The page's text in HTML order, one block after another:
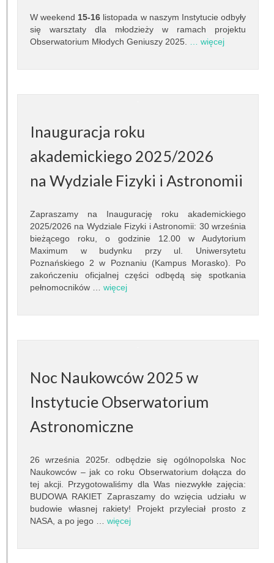
Publikacje
STUDIA
Programy studiów
Opisy przedmiotów
Plany zajęć
Prace dyplomowe
Praktyki studenckie
Koło naukowe
Ogłoszenia i dokumenty
POPULARYZACJA
W weekend 15-16 listopada w naszym Instytucie odbyły
się warsztaty dla młodzieży w ramach projektu
Obserwatorium Młodych Geniuszy 2025.
… więcej
Inauguracja roku
akademickiego 2025/2026
na Wydziale Fizyki i Astronomii
Zapraszamy na Inaugurację roku akademickiego
2025/2026 na Wydziale Fizyki i Astronomii: 30 września
bieżącego roku, o godzinie 12.00 w Audytorium
Maximum w budynku przy ul. Uniwersytetu
Poznańskiego 2 w Poznaniu (Kampus Morasko). Po
zakończeniu oficjalnej części odbędą się spotkania
pełnomocników … więcej
Noc Naukowców 2025 w
Instytucie Obserwatorium
Astronomiczne
26 września 2025r. odbędzie się ogólnopolska Noc
Naukowców – jak co roku Obserwatorium dołącza do
tej akcji. Przygotowaliśmy dla Was niezwykłe zajęcia:
BUDOWA RAKIET Zapraszamy do wzięcia udziału w
budowie własnej rakiety! Projekt przyleciał prosto z
NASA, a po jego … więcej